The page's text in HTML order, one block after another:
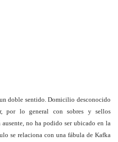
doble sentido. Domicilio desconocido
por lo general con sobres y sellos
no ha podido ser ubicado en la
se relaciona con una fábula de Kafka